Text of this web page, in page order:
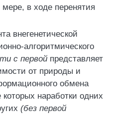
в ходе перенятия
внегенетической
алгоритми­чес­ко­го
с первой представляет
от природы и
обмена
наработки одних
(без первой